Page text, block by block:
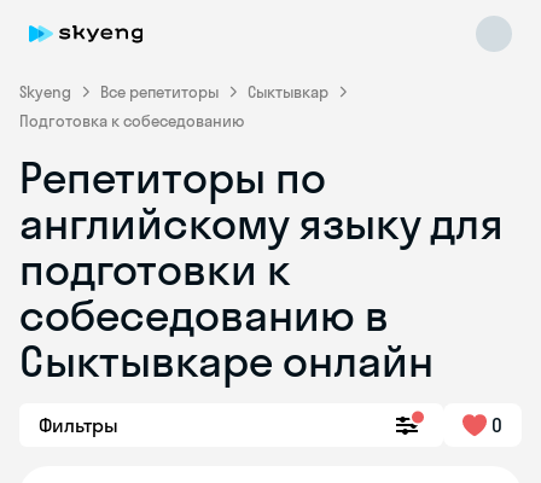
Skyeng Все репетиторы
Сыктывкар
Подготовка к собеседованию
Репетиторы по
английскому языку для
подготовки к
собеседованию в
Сыктывкаре онлайн
Фильтры 0
Skyeng Chat